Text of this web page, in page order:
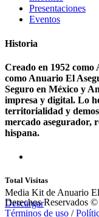
Presentaciones
Eventos
Historia
Creado en 1952
como Anuario El
Seguro en México y
impresa y digital. Lo
territorialidad y
mercado asegurador,
hispana.
Total Visitas
Media Kit de Anuario
Descargar
Derechos Reservados
Términos de uso /